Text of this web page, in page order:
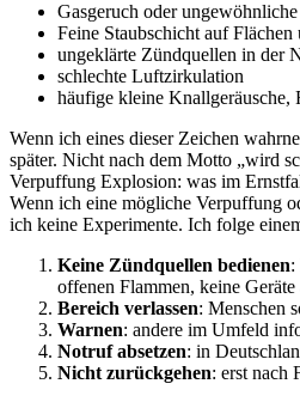
Gasgeruch oder
Feine Staubschicht auf Flächen
ungeklärte Zündquellen in der
schlechte Luftzirkulation
häufige kleine Knallgeräusche,
Wenn ich eines dieser Zeichen
später. Nicht nach dem Motto „wird
Verpuffung Explosion: was im
Wenn ich eine mögliche Verpuffung
ich keine Experimente. Ich folge
Keine Zündquellen bedienen:
offenen Flammen, keine Geräte
Bereich verlassen: Menschen
Warnen: andere im Umfeld
Notruf absetzen: in
Nicht zurückgehen: erst nach